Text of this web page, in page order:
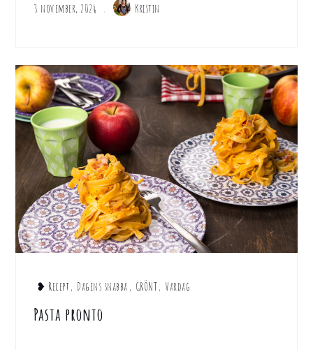
3 november, 2024 Kristin
❥ Recept, Dagens snabba , GRÖNT, Vardag
Pasta pronto